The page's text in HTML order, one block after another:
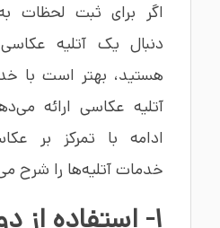
اگر برای ثبت لحظات
دنبال یک آتلیه
هستید، بهتر است با
آتلیه عکاسی ارائه
ادامه با تمرکز بر
خدمات آتلیه‌ها را شرح
1- استفاده از